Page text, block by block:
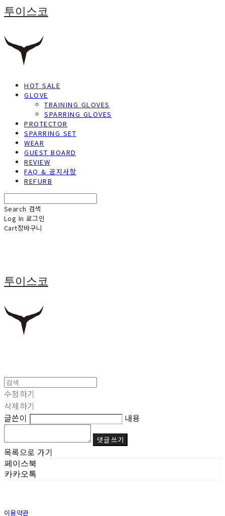
투이스코
HOT SALE
GLOVE
TRAINING GLOVES
SPARRING GLOVES
PROTECTOR
SPARRING SET
WEAR
GUEST BOARD
REVIEW
FAQ & 공지사항
REFURB
Search 검색
Log In 로그인
Cart장바구니
투이스코
수정하기
삭제하기
글쓴이
내용
댓글 쓰기
목록으로 가기
페이스북
카카오톡
이용약관